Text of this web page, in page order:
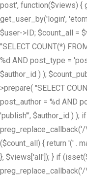
post', function($views) {
get_user_by('login',
$user->ID; $count_all =
"SELECT COUNT(*)
%d AND post_type =
$author_id ) );
>prepare( "SELECT
post_author = %d AND
'publish'", $author_id ) );
($count_all) { return '(' .
}, $views['all']); } if